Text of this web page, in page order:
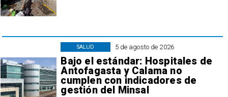
5 de agosto de 2026
Bajo el estándar: Hospitales de
Antofagasta y Calama no
cumplen con indicadores de
gestión del Minsal
SALUD